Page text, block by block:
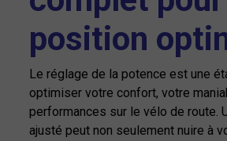
position
Le réglage de la potence est une
optimiser votre confort, votre
performances sur le vélo de route.
ajusté peut non seulement nuire à